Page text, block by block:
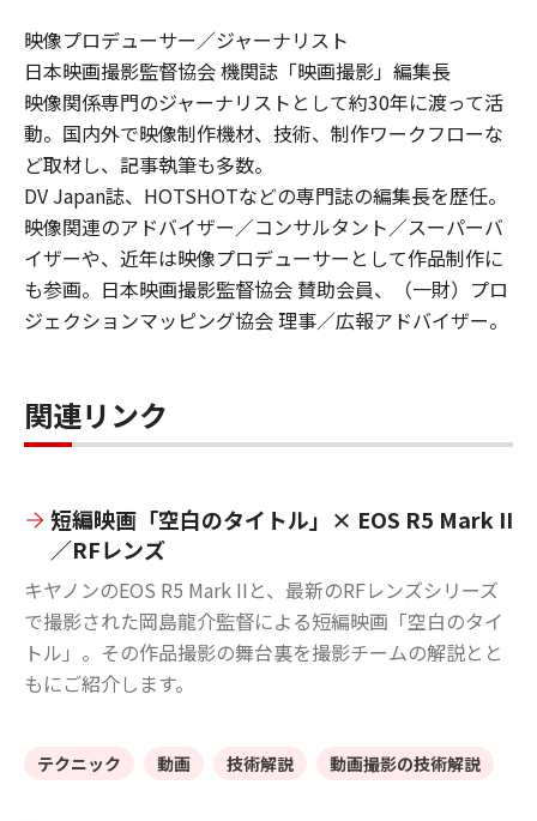
映像プロデューサー／ジャーナリスト
日本映画撮影監督協会 機関誌「映画撮影」編集長
映像関係専門のジャーナリストとして約30年に渡って活
動。国内外で映像制作機材、技術、制作ワークフローな
ど取材し、記事執筆も多数。
DV Japan誌、HOTSHOTなどの専門誌の編集長を歴任。
映像関連のアドバイザー／コンサルタント／スーパーバ
イザーや、近年は映像プロデューサーとして作品制作に
も参画。日本映画撮影監督協会 賛助会員、（一財）プロ
ジェクションマッピング協会 理事／広報アドバイザー。
関連リンク
短編映画「空白のタイトル」× EOS R5 Mark II
／RFレンズ
キヤノンのEOS R5 Mark IIと、最新のRFレンズシリーズ
で撮影された岡島龍介監督による短編映画「空白のタイ
トル」。その作品撮影の舞台裏を撮影チームの解説とと
もにご紹介します。
テクニック 動画 技術解説 動画撮影の技術解説